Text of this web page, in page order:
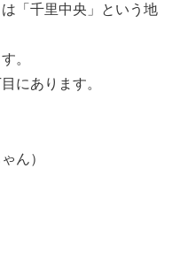
「千里中央」という地
。
にあります。
ん）